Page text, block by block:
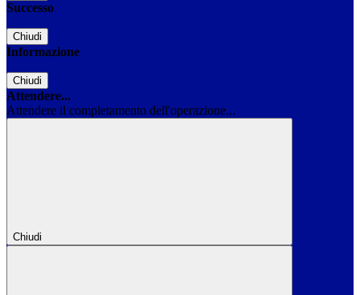
Successo
Chiudi
Informazione
Chiudi
Attendere...
Attendere il completamento dell'operazione...
Chiudi